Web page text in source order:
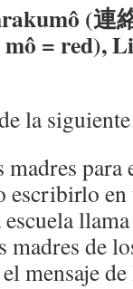
(
= red),
la
para
escribirlo
madres de
mensaje